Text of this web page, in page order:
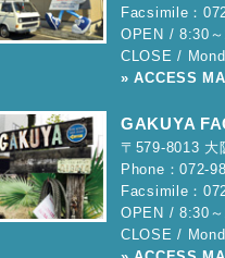
Facsimile：
OPEN / 8:30
CLOSE /
» ACCESS
GAKUYA
〒579-8013 大
Phone：072-
Facsimile：
OPEN / 8:30
CLOSE /